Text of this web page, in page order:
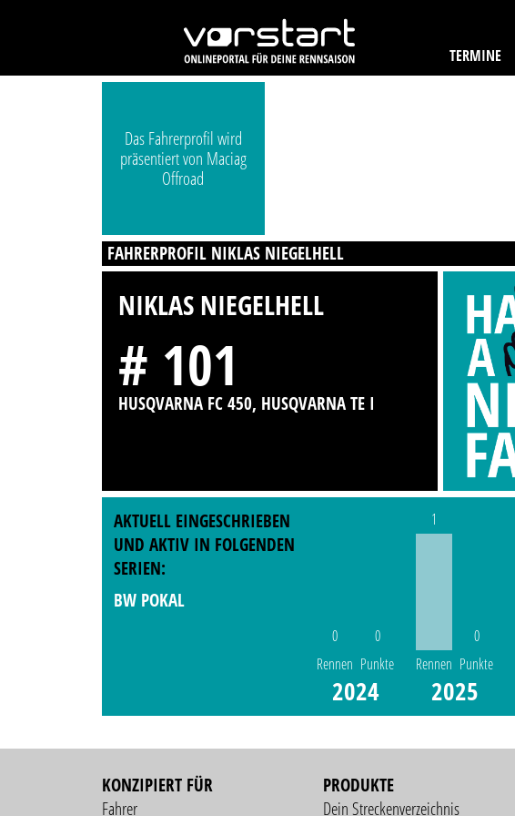
TERMINE
Das Fahrerprofil wird
präsentiert von Maciag
Offroad
FAHRERPROFIL NIKLAS NIEGELHELL
NIKLAS NIEGELHELL
# 101
HUSQVARNA FC 450, HUSQVARNA TE I
AKTUELL EINGESCHRIEBEN
UND AKTIV IN FOLGENDEN
SERIEN:
BW POKAL
0
Rennen
0
Punkte
2024
1
Rennen
0
Punkte
2025
KONZIPIERT FÜR
Fahrer
PRODUKTE
Dein Streckenverzeichnis